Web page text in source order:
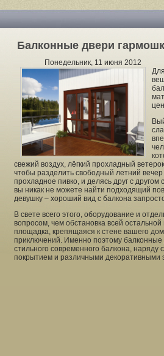
Балконные двери
Понедельник, 11 июня 2012
свежий воздух, лёгкий прохладный
чтобы разделить свободный летний
прохладное пивко, и делясь друг с
вы никак не можете найти подходящий
девушку – хороший вид с балкона
В свете всего этого, оборудование и
вопросом, чем обстановка всей
площадка, крепящаяся к стене вашего
приключений. Именно поэтому
стильного современного балкона,
покрытием и различными декоративными